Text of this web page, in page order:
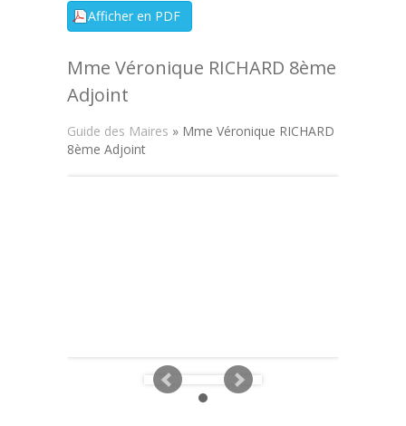
Mme Véronique RICHARD 8ème
Adjoint
Guide des Maires » Mme Véronique RICHARD
8ème Adjoint